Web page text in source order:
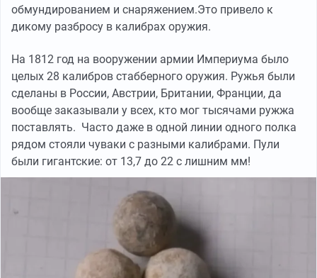
обмундированием и снаряжением.Это привело к
дикому разбросу в калибрах оружия.
На 1812 год на вооружении армии Империума было
целых 28 калибров стабберного оружия. Ружья были
сделаны в России, Австрии, Британии, Франции, да
вообще заказывали у всех, кто мог тысячами ружжа
поставлять. Часто даже в одной линии одного полка
рядом стояли чуваки с разными калибрами. Пули
были гигантские: от 13,7 до 22 с лишним мм!